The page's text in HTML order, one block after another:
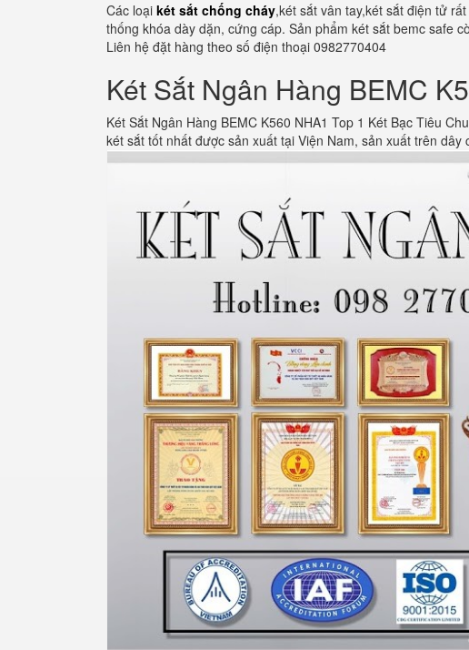
Các loại két sắt chống cháy,két sắt vân tay,két sắt điện tử
thống khóa dày dặn, cứng cáp. Sản phẩm két sắt bemc safe
Liên hệ đặt hàng theo số điện thoại 0982770404
Két Sắt Ngân Hàng BEMC
Két Sắt Ngân Hàng BEMC K560 NHA1 Top 1 Két Bạc Tiêu
két sắt tốt nhất được sản xuất tại Viện Nam, sản xuất trên